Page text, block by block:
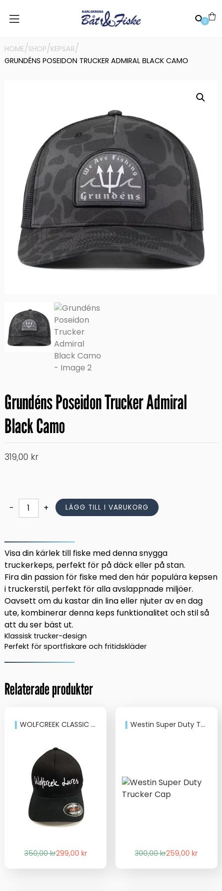
0
HOME/SHOP/KEPSAR/
GRUNDÉNS POSEIDON TRUCKER ADMIRAL BLACK CAMO
Grundéns Poseidon Trucker Admiral
Black Camo
319,00 kr
-
Grundéns
Poseidon
Admiral
Black
Camo
mängd
+ LÄGG TILL I VARUKORG
Visa din kärlek till fiske med denna snygga
truckerkeps, perfekt för på däck eller på stan.
Fira din passion för fiske med den här populära kepsen
i truckerstil, perfekt för alla avslappnade miljöer.
Oavsett om du kastar din lina eller njuter av en dag
ute, kombinerar denna keps funktionalitet och stil så
att du ser bäst ut.
Klassisk trucker-design
Perfekt för sportfiskare och fritidskläder
Relaterade produkter
WOLFCREEK CLASSIC LOGO FLEXFIT CAP
350,00krDet
299,00 kr
Det
Westin Super Duty Trucker Cap
300,00krDet
259,00kr
Det